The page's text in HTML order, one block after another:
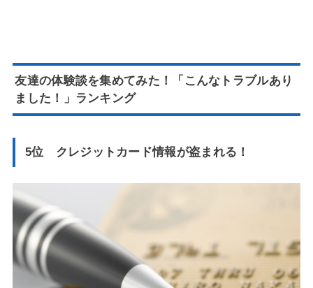
友達の体験談を集めてみた！「こんなトラブルあり
ました！」ランキング
5位 クレジットカード情報が盗まれる！